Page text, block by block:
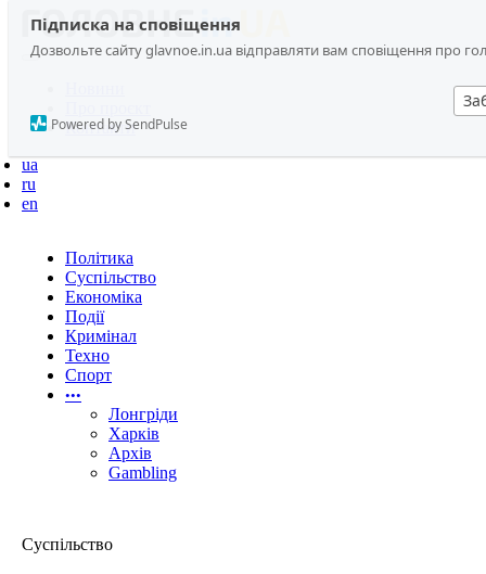
Підписка на сповіщення
Дозвольте сайту glavnoe.in.ua відправляти вам сповіщення про
Powered by SendPulse
Контакти
ua
ru
en
Політика
Суспільство
Економіка
Події
Кримінал
Техно
Спорт
•••
Лонгріди
Харків
Архів
Gambling
Суспільство